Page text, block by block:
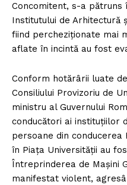
Concomitent, s-a
Institutului de Arhitectură
fiind percheziţionate mai
aflate în incintă au fost
Conform hotărârii luate
Consiliului Provizoriu de
ministru al Guvernului
conducători ai instituţiilor
persoane din conducerea
în Piaţa Universităţii au
Întreprinderea de Maşini
manifestat violent,